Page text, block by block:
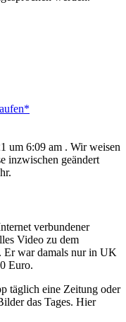
um 6:09 am . Wir weisen
inzwischen geändert
verbundener
Video zu dem
. Er war damals nur in UK
Euro.
täglich eine Zeitung oder
das Tages. Hier